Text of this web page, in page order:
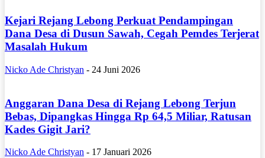
Kejari Rejang Lebong Perkuat Pendampingan
Dana Desa di Dusun Sawah, Cegah Pemdes Terjerat
Masalah Hukum
Nicko Ade Christyan - 24 Juni 2026
Anggaran Dana Desa di Rejang Lebong Terjun
Bebas, Dipangkas Hingga Rp 64,5 Miliar, Ratusan
Kades Gigit Jari?
Nicko Ade Christyan - 17 Januari 2026